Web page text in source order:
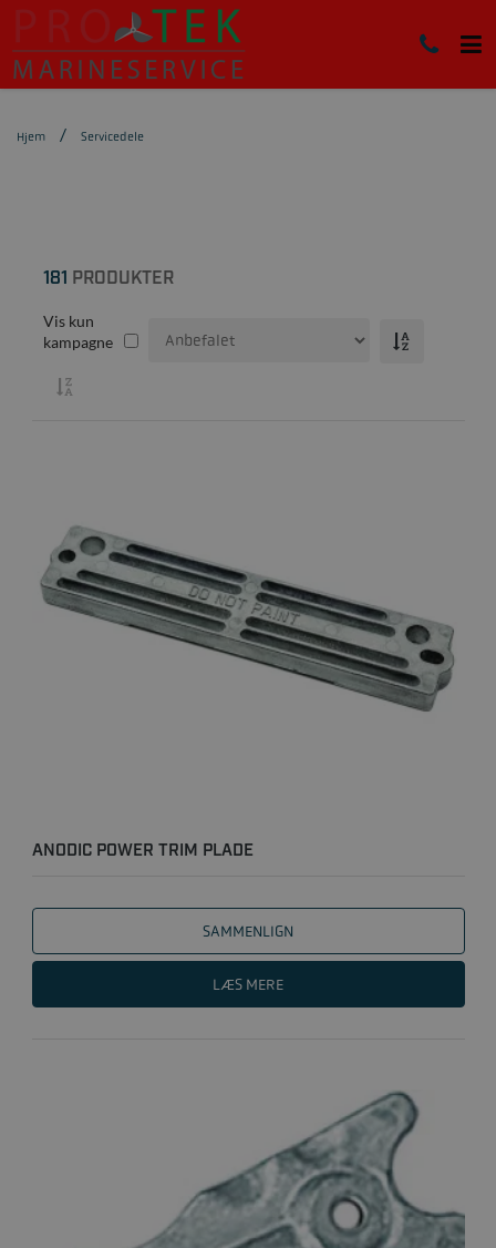
Hjem Servicedele
181 PRODUKTER
Vis kun
kampagne
ANODIC POWER TRIM PLADE
SAMMENLIGN
LÆS MERE